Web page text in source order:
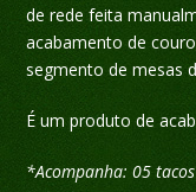
de rede feita
acabamento de
segmento de mesas
É um produto de
*Acompanha: 05